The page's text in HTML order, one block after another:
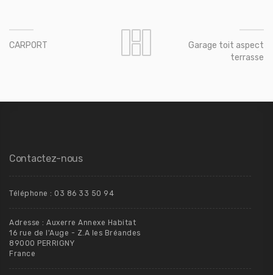
CARPORT
Garage toit aspect
terrasse
Contactez-nous
Téléphone : 03 86 33 50 94
Adresse : Auxerre Annexe Habitat
16 rue de l'Auge - Z.A les Bréandes
89000 PERRIGNY
France